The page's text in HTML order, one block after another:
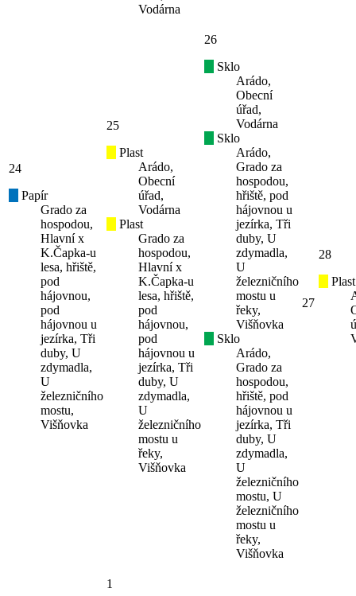
Vodárna
24
Papír
Grado za
hospodou,
Hlavní x
K.Čapka-u
lesa, hřiště,
pod
hájovnou,
pod
hájovnou u
jezírka, Tři
duby, U
zdymadla,
U
železničního
mostu,
Višňovka
25
Plast
Arádo,
Obecní
úřad,
Vodárna
Plast
Grado za
hospodou,
Hlavní x
K.Čapka-u
lesa, hřiště,
pod
hájovnou,
pod
hájovnou u
jezírka, Tři
duby, U
zdymadla,
U
železničního
mostu u
řeky,
Višňovka
26
Sklo
Arádo,
Obecní
úřad,
Vodárna
Sklo
Arádo,
Grado za
hospodou,
hřiště, pod
hájovnou u
jezírka, Tři
duby, U
zdymadla,
U
železničního
mostu u
řeky,
Višňovka
Sklo
Arádo,
Grado za
hospodou,
hřiště, pod
hájovnou u
jezírka, Tři
duby, U
zdymadla,
U
železničního
mostu, U
železničního
mostu u
řeky,
Višňovka
27
28
Plast
1